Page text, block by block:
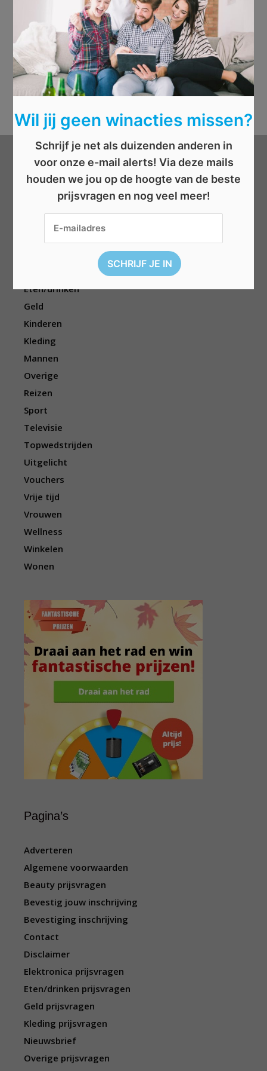
Categorieën
Eten/drinken
Geld
Kinderen
Kleding
Mannen
Overige
Reizen
Sport
Televisie
Topwedstrijden
Uitgelicht
Vouchers
Vrije tijd
Vrouwen
Wellness
Winkelen
Wonen
Pagina’s
Adverteren
Algemene voorwaarden
Beauty prijsvragen
Bevestig jouw inschrijving
Bevestiging inschrijving
Contact
Disclaimer
Elektronica prijsvragen
Eten/drinken prijsvragen
Geld prijsvragen
Kleding prijsvragen
Nieuwsbrief
Overige prijsvragen
Wil jij geen winacties missen?
Schrijf je net als duizenden anderen in
voor onze e-mail alerts! Via deze mails
houden we jou op de hoogte van de beste
prijsvragen en nog veel meer!